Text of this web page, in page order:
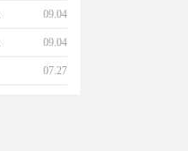
09.04
09.04
07.27